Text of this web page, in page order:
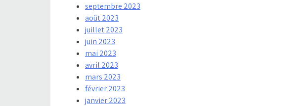
septembre 2023
août 2023
juillet 2023
juin 2023
mai 2023
avril 2023
mars 2023
février 2023
janvier 2023